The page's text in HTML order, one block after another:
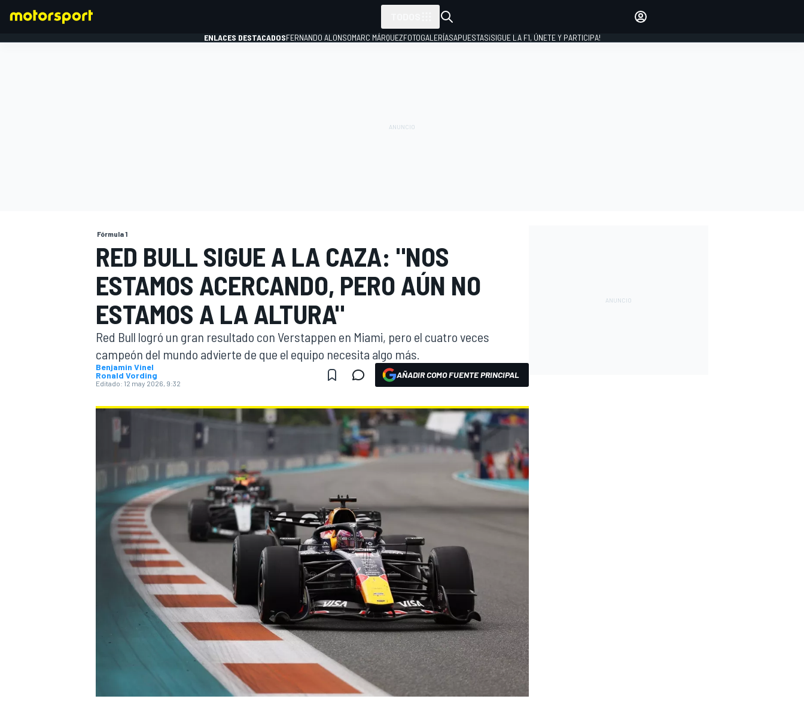
FÓRMULA E
ENLACES DESTACADOSFERNANDO ALONSOMARC MÁRQUEZFOTOGALERÍASAPUESTAS¡SIGUE LA F1, ÚNETE Y PARTICIPA!
Fórmula 1
RED BULL SIGUE A LA CAZA: "NOS
ESTAMOS ACERCANDO, PERO AÚN NO
ESTAMOS A LA ALTURA"
Red Bull logró un gran resultado con Verstappen en Miami, pero el cuatro veces
campeón del mundo advierte de que el equipo necesita algo más.
Benjamin Vinel
Ronald Vording
Editado: 12 may 2026, 9:32
AÑADIR COMO FUENTE PRINCIPAL